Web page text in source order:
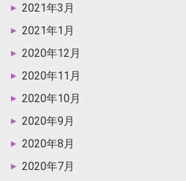
2021年3月
2021年1月
2020年12月
2020年11月
2020年10月
2020年9月
2020年8月
2020年7月